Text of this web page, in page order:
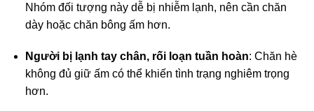
Nhóm đối tượng này dễ bị nhiễm lạnh, nên cần chăn
dày hoặc chăn bông ấm hơn.
Người bị lạnh tay chân, rối loạn tuần hoàn: Chăn hè
không đủ giữ ấm có thể khiến tình trạng nghiêm trọng
hơn.